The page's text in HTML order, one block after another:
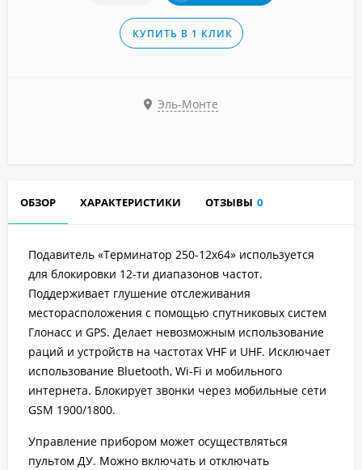
КУПИТЬ В 1 КЛИК
Эль-Монте
ОБЗОР ХАРАКТЕРИСТИКИ ОТЗЫВЫ 0
Подавитель «Терминатор 250-12х64» используется
для блокировки 12-ти диапазонов частот.
Поддерживает глушение отслеживания
месторасположения с помощью спутниковых систем
Глонасс и GPS. Делает невозможным использование
раций и устройств на частотах VHF и UHF. Исключает
использование Bluetooth, Wi-Fi и мобильного
интернета. Блокирует звонки через мобильные сети
GSM 1900/1800.
Управление прибором может осуществляться
пультом ДУ. Можно включать и отключать